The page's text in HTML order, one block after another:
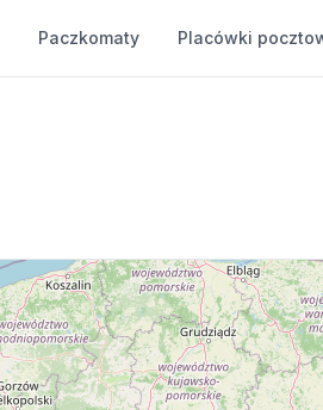
Paczkomaty Placówki